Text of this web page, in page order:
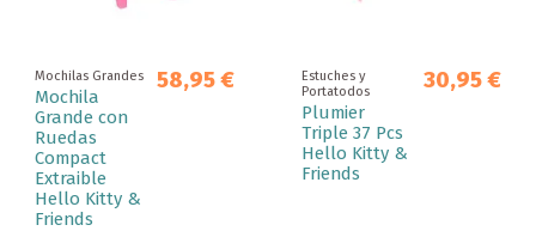
Mochilas Grandes
Mochila
Grande con
Ruedas
Compact
Extraible
Hello Kitty &
Friends
58,95 €
Estuches y
Portatodos
Plumier
Triple 37 Pcs
Hello Kitty &
Friends
30,95 €